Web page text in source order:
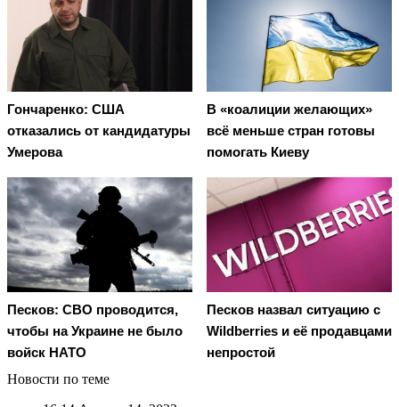
Гончаренко: США
отказались от кандидатуры
Умерова
В «коалиции желающих»
всё меньше стран готовы
помогать Киеву
Песков: СВО проводится,
чтобы на Украине не было
войск НАТО
Песков назвал ситуацию с
Wildberries и её продавцами
непростой
Новости по теме